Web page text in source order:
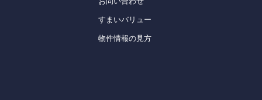
すまいバリュー
物件情報の見方